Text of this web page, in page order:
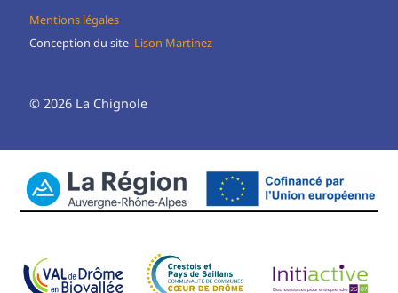
Mentions légales
Conception du site Lison Martinez
© 2026 La Chignole